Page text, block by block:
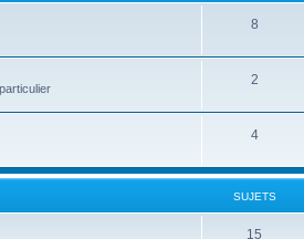
8
2
4
SUJETS
15